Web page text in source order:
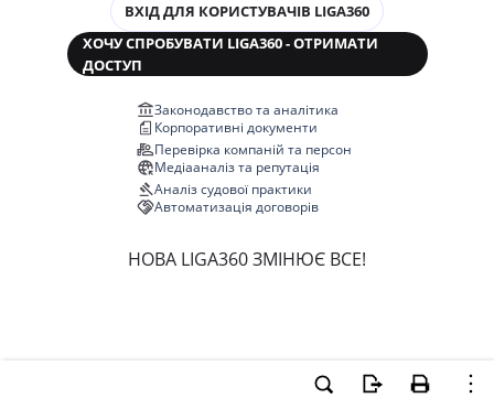
ВХІД ДЛЯ КОРИСТУВАЧІВ LIGA360
ХОЧУ СПРОБУВАТИ LIGA360 - ОТРИМАТИ
ДОСТУП
Законодавство та аналітика
Корпоративні документи
Перевірка компаній та персон
Медіааналіз та репутація
Аналіз судової практики
Автоматизація договорів
НОВА LIGA360 ЗМІНЮЄ ВСЕ!